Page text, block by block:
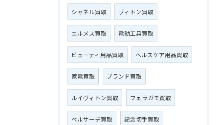
シャネル買取 ヴィトン買取
エルメス買取 電動工具買取
ビューティ用品買取 ヘルスケア用品買取
家電買取 ブランド買取
ルイヴィトン買取 フェラガモ買取
ベルサーチ買取 記念切手買取